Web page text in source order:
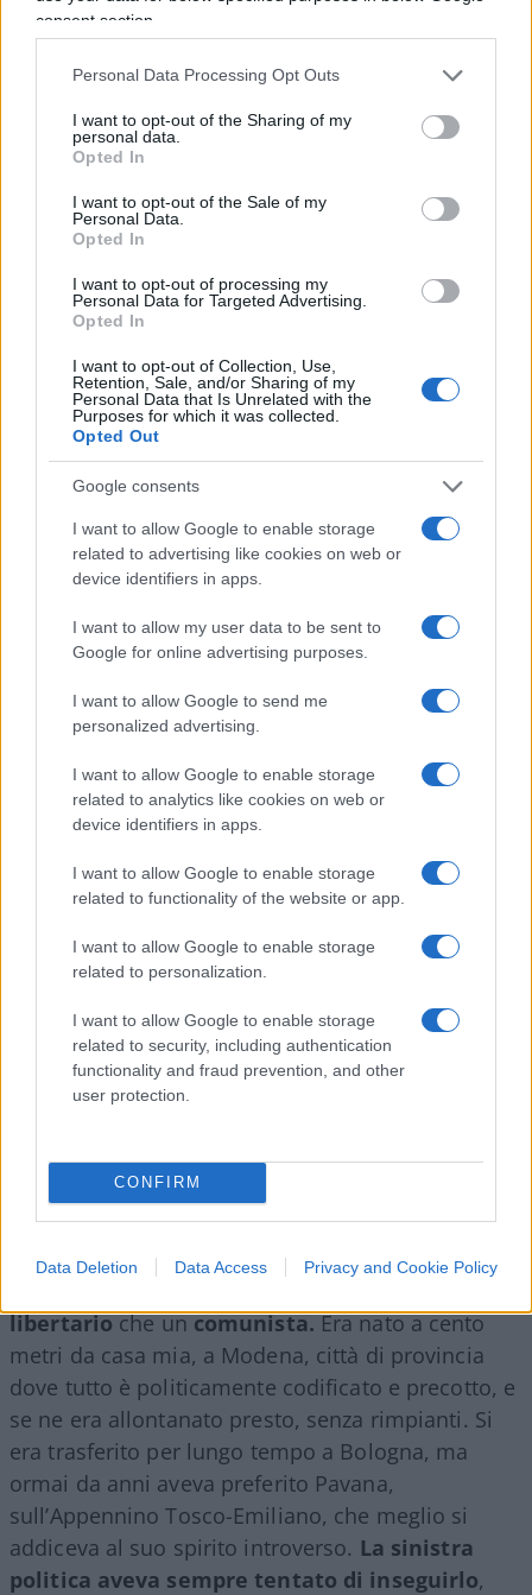
consent section.
Personal Data Processing Opt Outs
I want to opt-out of the Sharing of my
personal data.
Opted In
I want to opt-out of the Sale of my
Personal Data.
Opted In
I want to opt-out of processing my
Personal Data for Targeted Advertising.
Opted In
I want to opt-out of Collection, Use,
Retention, Sale, and/or Sharing of my
Personal Data that Is Unrelated with the
Purposes for which it was collected.
Opted Out
Google consents
I want to allow Google to enable storage
related to advertising like cookies on web or
device identifiers in apps.
I want to allow my user data to be sent to
Google for online advertising purposes.
I want to allow Google to send me
personalized advertising.
I want to allow Google to enable storage
related to analytics like cookies on web or
device identifiers in apps.
I want to allow Google to enable storage
related to functionality of the website or app.
I want to allow Google to enable storage
related to personalization.
I want to allow Google to enable storage
related to security, including authentication
functionality and fraud prevention, and other
user protection.
CONFIRM
Data Deletion Data Access Privacy and Cookie Policy
Luigi Bisignani per Il Tempo, 8 agosto 2026
Caro Porro, la sinistra lo
voleva. Ma Guccini era un
battitore libero
Il cantautore non era coercibile all'ottusa
La Posta
8 Agosto 2026, 18:00
libertarioche uncomunista.Era nato a cento
metri da casa mia, a Modena, città di provincia
dove tutto è politicamente codificato e precotto, e
se ne era allontanato presto, senza rimpianti. Si
era trasferito per lungo tempo a Bologna, ma
ormai da anni aveva preferito Pavana,
sull’Appennino Tosco-Emiliano, che meglio si
addiceva al suo spirito introverso. La sinistra
politica aveva sempre tentato di inseguirlo,